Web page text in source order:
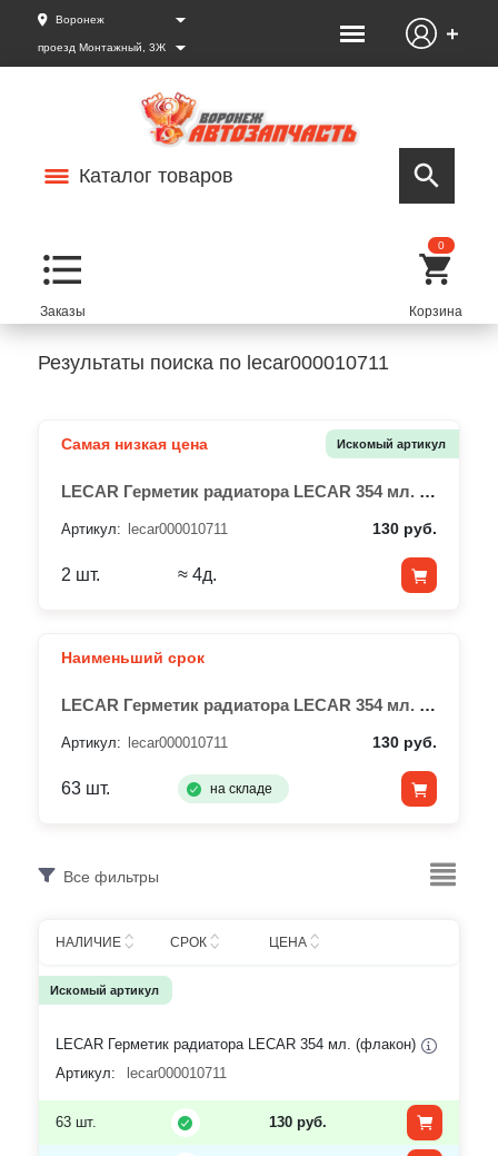
Воронеж
проезд Монтажный, 3Ж
Каталог товаров
0
Результаты поиска по lecar000010711
Самая низкая цена Искомый артикул
LECAR Герметик радиатора LECAR 354 мл. (флакон)
Артикул: lecar000010711 130 руб.
2 шт. ≈ 4д.
Наименьший срок
LECAR Герметик радиатора LECAR 354 мл. (флакон)
Артикул: lecar000010711 130 руб.
63 шт. на складе
Все фильтры
НАЛИЧИЕ СРОК ЦЕНА
Искомый артикул
LECAR Герметик радиатора LECAR 354 мл. (флакон)
Артикул:
lecar000010711
63 шт. 130 руб.